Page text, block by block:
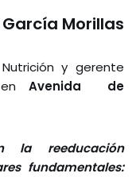
Morillas
y gerente
enAvenida de
la reeducación
fundamentales: